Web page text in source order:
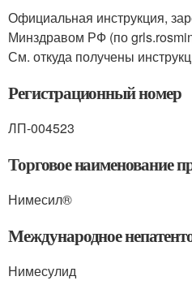
Официальная инструкция,
Минздравом РФ (по
См. откуда получены
Регистрационный номер
ЛП-004523
Торговое наименование
Нимесил®
Международное
Нимесулид